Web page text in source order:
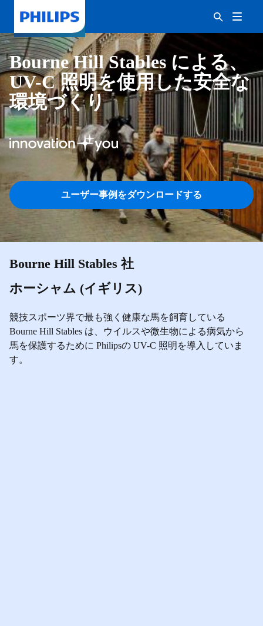
Bourne Hill Stables による、
UV-C 照明を使用した安全な
環境づくり
ユーザー事例をダウンロードする
Bourne Hill Stables 社
ホーシャム (イギリス)
競技スポーツ界で最も強く健康な馬を飼育している
Bourne Hill Stables は、ウイルスや微生物による病気から
馬を保護するために Philipsの UV-C 照明を導入していま
す。